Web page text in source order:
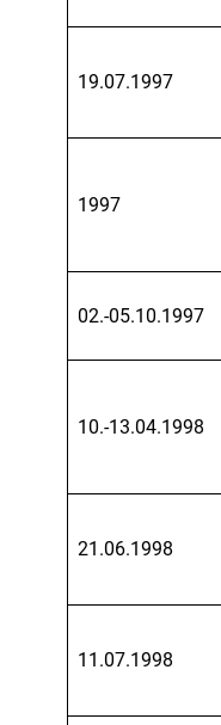
19.07.1997
1997
02.-05.10.1997
10.-13.04.1998
21.06.1998
11.07.1998